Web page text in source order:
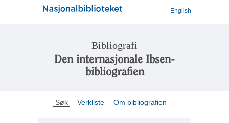
English
Bibliografi
Den internasjonale Ibsen-
bibliografien
Søk Verkliste Om bibliografien